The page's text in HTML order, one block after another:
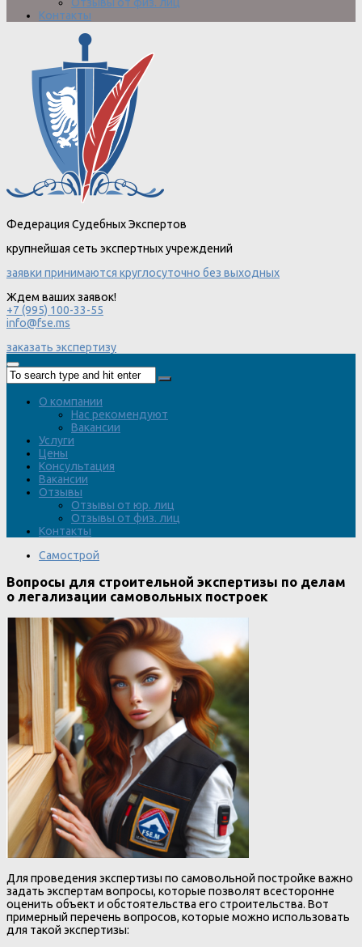
Отзывы от физ. лиц
Контакты
Федерация Судебных Экспертов
крупнейшая сеть экспертных учреждений
заявки принимаются круглосуточно без выходных
Ждем ваших заявок!
+7 (995) 100-33-55
info@fse.ms
заказать экспертизу
О компании
Нас рекомендуют
Вакансии
Услуги
Цены
Консультация
Вакансии
Отзывы
Отзывы от юр. лиц
Отзывы от физ. лиц
Контакты
Самострой
Вопросы для строительной экспертизы по делам
о легализации самовольных построек
Для проведения экспертизы по самовольной постройке важно
задать экспертам вопросы, которые позволят всесторонне
оценить объект и обстоятельства его строительства. Вот
примерный перечень вопросов, которые можно использовать
для такой экспертизы: